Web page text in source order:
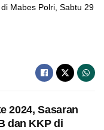
Mabes Polri, Sabtu 29
2024, Sasaran
dan KKP di